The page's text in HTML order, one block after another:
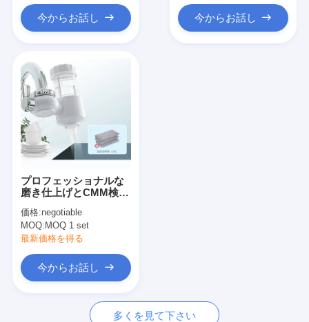
oemの射出成形
電子工学の射出成形
シリコーンの射出成形
ダイ カスト サービスは
今からお話し 今からお話し
プロフェッショナルな
磨き仕上げとCMM検査
アサポートでカスタム
注射鋳造
価格:negotiable
MOQ: MOQ 1 set
最新価格を得る
今からお話し
多くを見て下さい